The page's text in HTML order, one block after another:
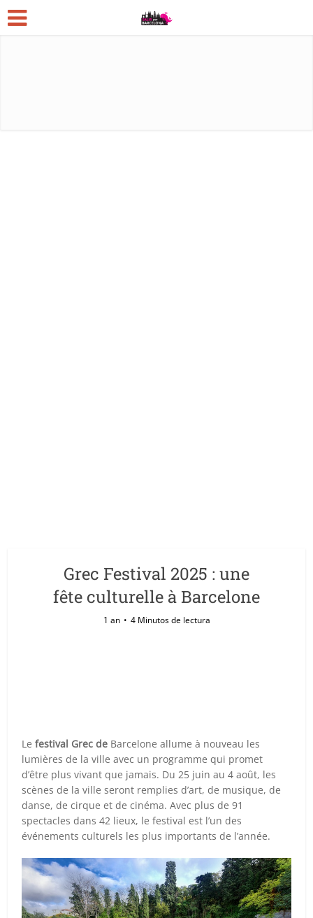
Grec Festival 2025 : une
fête culturelle à Barcelone
1 an 4 Minutos de lectura
Lefestival Grec de Barcelone allume à nouveau les
lumières de la ville avec un programme qui promet
d’être plus vivant que jamais. Du 25 juin au 4 août, les
scènes de la ville seront remplies d’art, de musique, de
danse, de cirque et de cinéma. Avec plus de 91
spectacles dans 42 lieux, le festival est l’un des
événements culturels les plus importants de l’année.